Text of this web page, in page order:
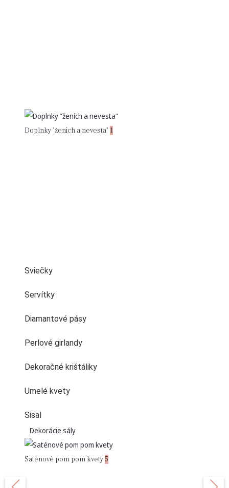
Doplnky "ženích a nevesta" 1
Sviečky
Servítky
Diamantové pásy
Perlové girlandy
Dekoračné krištáliky
Umelé kvety
Sisal
Dekorácie sály
Saténové pom pom kvety5